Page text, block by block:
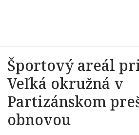
Športový areál pri
Veľká okružná v
Partizánskom
obnovou